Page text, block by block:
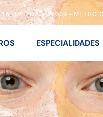
16, 1º IZDA. - 28009 - METRO
ESPECIALIDADES